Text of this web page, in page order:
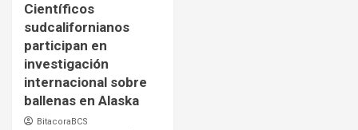
Científicos
sudcalifornianos
participan en
investigación
internacional sobre
ballenas en Alaska
BitacoraBCS